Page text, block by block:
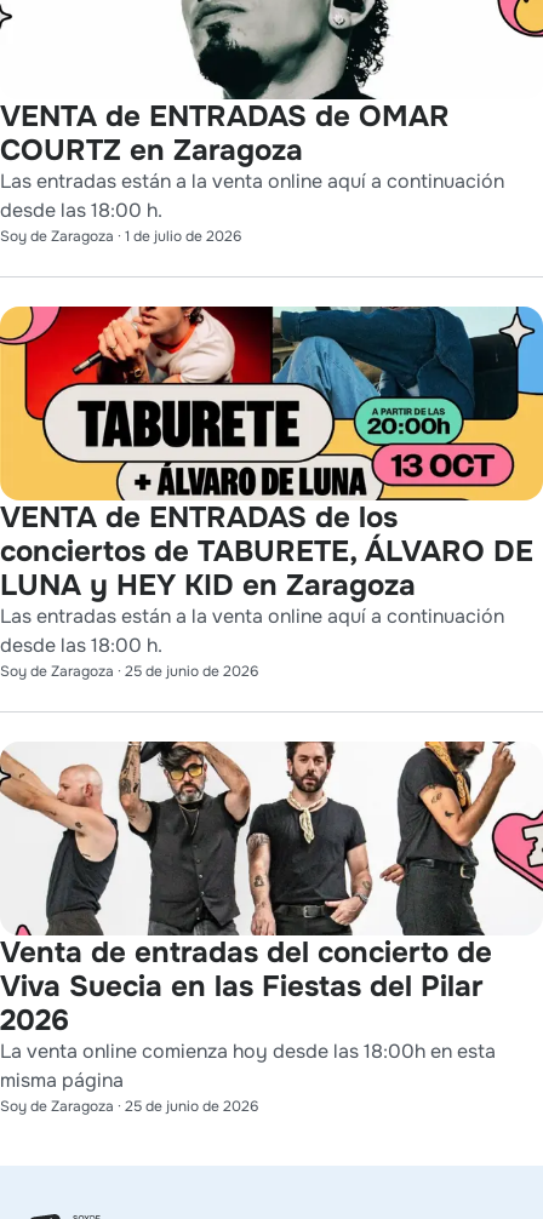
VENTA de ENTRADAS de OMAR
COURTZ en Zaragoza
Las entradas están a la venta online aquí a continuación
desde las 18:00 h.
Soy de Zaragoza · 1 de julio de 2026
VENTA de ENTRADAS de los
conciertos de TABURETE, ÁLVARO DE
LUNA y HEY KID en Zaragoza
Las entradas están a la venta online aquí a continuación
desde las 18:00 h.
Soy de Zaragoza · 25 de junio de 2026
Venta de entradas del concierto de
Viva Suecia en las Fiestas del Pilar
2026
La venta online comienza hoy desde las 18:00h en esta
misma página
Soy de Zaragoza · 25 de junio de 2026